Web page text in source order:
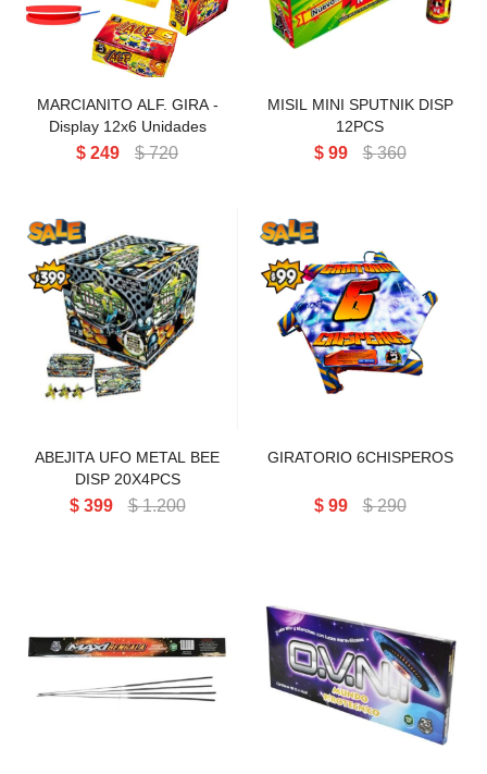
MARCIANITO ALF. GIRA -
Display 12x6 Unidades
$ 249 $ 720
MISIL MINI SPUTNIK DISP
12PCS
$ 99 $ 360
ABEJITA UFO METAL BEE
DISP 20X4PCS
ABEJITA UFO METAL BEE
DISP 20X4PCS
$ 399 $ 1.200
GIRATORIO 6CHISPEROS
GIRATORIO 6CHISPEROS
$ 99 $ 290
BENGALA MUNDO
50CM 4PCS
GIRATORIO OVNI MUNDO
Perlas aéreas
Volcanes chicos 3' 4' 5
Volcanes medianos 6' 8' 9' 11'
Volcanes grandes 13' 15' 17'
Cañas pequeñas
Cañas medianas y grandes
Tortas chicas
Tortas medianas
Tortas grandes
Tortas gigantes
Cartuchos de humo